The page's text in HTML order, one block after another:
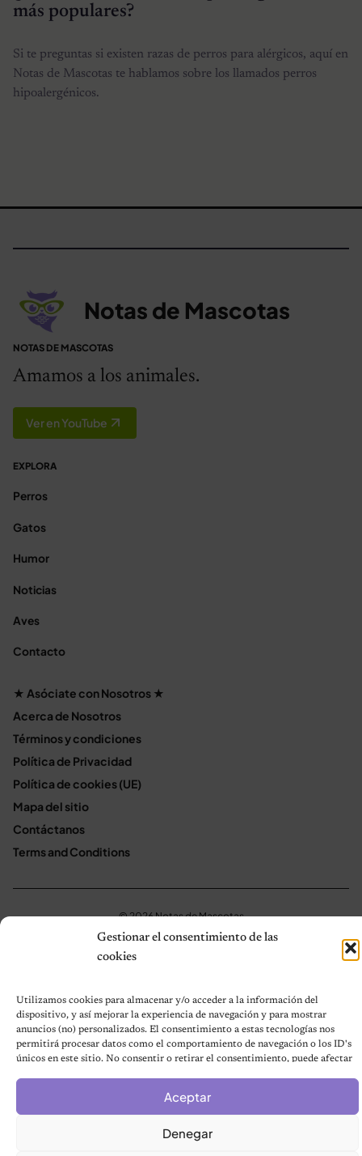
Gestionar el consentimiento de las
cookies
Utilizamos cookies para almacenar y/o acceder a la información del
dispositivo, y así mejorar la experiencia de navegación y para mostrar
anuncios (no) personalizados. El consentimiento a estas tecnologías nos
permitirá procesar datos como el comportamiento de navegación o los ID's
únicos en este sitio. No consentir o retirar el consentimiento, puede afectar
Aceptar
Denegar
más populares?
Si te preguntas si existen razas de perros para alérgicos, aquí en
Notas de Mascotas te hablamos sobre los llamados perros
hipoalergénicos.
Notas de Mascotas
NOTAS DE MASCOTAS
Amamos a los animales.
Ver en YouTube
EXPLORA
Perros
Gatos
Humor
Noticias
Aves
Contacto
★ Asóciate con Nosotros ★
Acerca de Nosotros
Términos y condiciones
Política de Privacidad
Política de cookies (UE)
Mapa del sitio
Contáctanos
Terms and Conditions
© 2026 Notas de Mascotas
Política de privacidad